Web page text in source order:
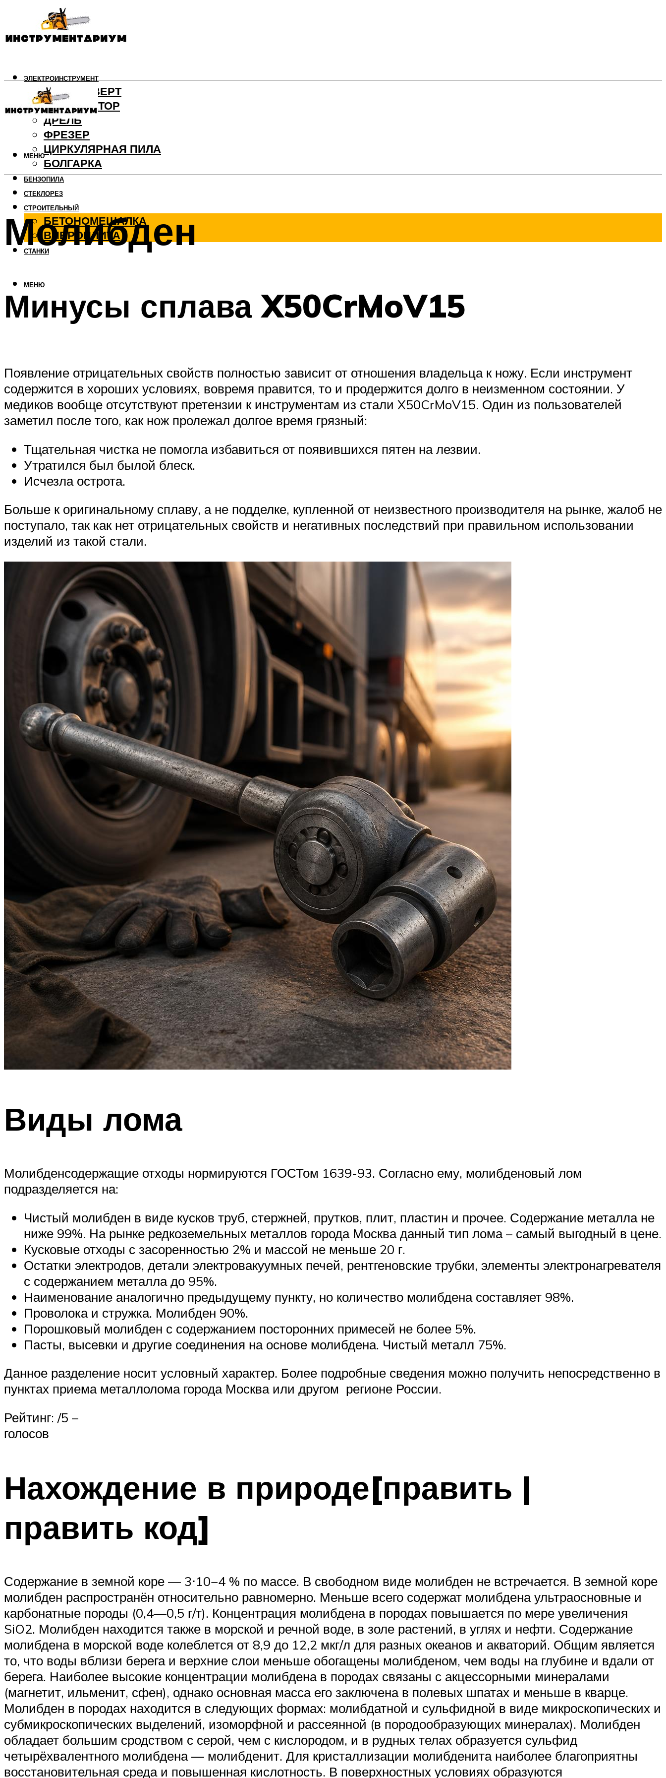
ЭЛЕКТРОИНСТРУМЕНТ
ШУРУПОВЕРТ
ПЕРФОРАТОР
ДРЕЛЬ
ФРЕЗЕР
ЦИРКУЛЯРНАЯ ПИЛА
БОЛГАРКА
БЕНЗОПИЛА
СТЕКЛОРЕЗ
СТРОИТЕЛЬНЫЙ
БЕТОНОМЕШАЛКА
ВИБРОПЛИТА
СТАНКИ
МЕНЮ
МЕНЮ
Молибден
Минусы сплава X50CrMoV15
Появление отрицательных свойств полностью зависит от отношения владельца к ножу. Если инструмент
содержится в хороших условиях, вовремя правится, то и продержится долго в неизменном состоянии. У
медиков вообще отсутствуют претензии к инструментам из стали X50CrMoV15. Один из пользователей
заметил после того, как нож пролежал долгое время грязный:
Тщательная чистка не помогла избавиться от появившихся пятен на лезвии.
Утратился был былой блеск.
Исчезла острота.
Больше к оригинальному сплаву, а не подделке, купленной от неизвестного производителя на рынке, жалоб не
поступало, так как нет отрицательных свойств и негативных последствий при правильном использовании
изделий из такой стали.
Виды лома
Молибденсодержащие отходы нормируются ГОСТом 1639-93. Согласно ему, молибденовый лом
подразделяется на:
Чистый молибден в виде кусков труб, стержней, прутков, плит, пластин и прочее. Содержание металла не
ниже 99%. На рынке редкоземельных металлов города Москва данный тип лома – самый выгодный в цене.
Кусковые отходы с засоренностью 2% и массой не меньше 20 г.
Остатки электродов, детали электровакуумных печей, рентгеновские трубки, элементы электронагревателя
с содержанием металла до 95%.
Наименование аналогично предыдущему пункту, но количество молибдена составляет 98%.
Проволока и стружка. Молибден 90%.
Порошковый молибден с содержанием посторонних примесей не более 5%.
Пасты, высевки и другие соединения на основе молибдена. Чистый металл 75%.
Данное разделение носит условный характер. Более подробные сведения можно получить непосредственно в
пунктах приема металлолома города Москва или другом регионе России.
Рейтинг: /5 –
голосов
Нахождение в природе[править |
править код]
Содержание в земной коре — 3⋅10−4 % по массе. В свободном виде молибден не встречается. В земной коре
молибден распространён относительно равномерно. Меньше всего содержат молибдена ультраосновные и
карбонатные породы (0,4—0,5 г/т). Концентрация молибдена в породах повышается по мере увеличения
SiO2. Молибден находится также в морской и речной воде, в золе растений, в углях и нефти. Содержание
молибдена в морской воде колеблется от 8,9 до 12,2 мкг/л для разных океанов и акваторий. Общим является
то, что воды вблизи берега и верхние слои меньше обогащены молибденом, чем воды на глубине и вдали от
берега. Наиболее высокие концентрации молибдена в породах связаны с акцессорными минералами
(магнетит, ильменит, сфен), однако основная масса его заключена в полевых шпатах и меньше в кварце.
Молибден в породах находится в следующих формах: молибдатной и сульфидной в виде микроскопических и
субмикроскопических выделений, изоморфной и рассеянной (в породообразующих минералах). Молибден
обладает большим сродством с серой, чем с кислородом, и в рудных телах образуется сульфид
четырёхвалентного молибдена — молибденит. Для кристаллизации молибденита наиболее благоприятны
восстановительная среда и повышенная кислотность. В поверхностных условиях образуются